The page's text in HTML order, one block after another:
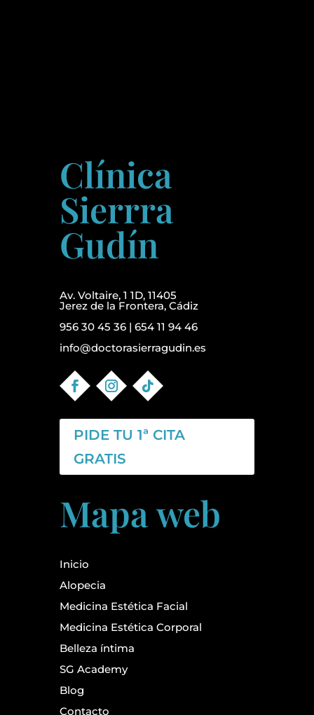
Clínica
Sierrra
Gudín
Av. Voltaire, 1 1D, 11405
Jerez de la Frontera, Cádiz
956 30 45 36| 654 11 94 46
info@doctorasierragudin.es
PIDE TU 1ª CITA
GRATIS
Mapa web
Inicio
Alopecia
Medicina Estética Facial
Medicina Estética Corporal
Belleza íntima
SG Academy
Blog
Contacto